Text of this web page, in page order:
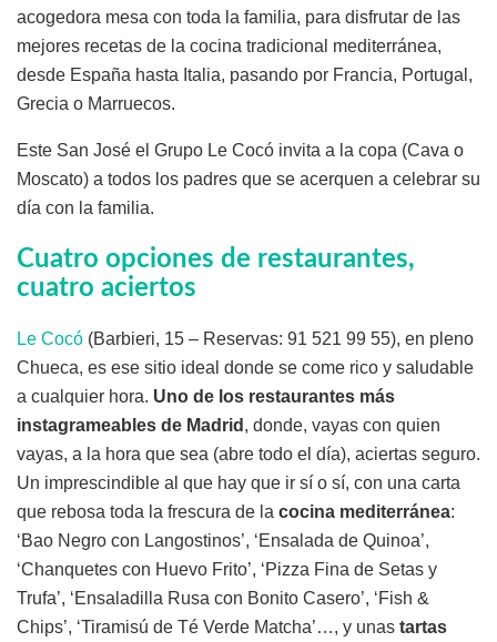
acogedora mesa con toda la familia, para disfrutar de las
mejores recetas de la cocina tradicional mediterránea,
desde España hasta Italia, pasando por Francia, Portugal,
Grecia o Marruecos.
Este San José el Grupo Le Cocó invita a la copa (Cava o
Moscato) a todos los padres que se acerquen a celebrar su
día con la familia.
Cuatro opciones de restaurantes,
cuatro aciertos
Le Cocó (Barbieri, 15 – Reservas: 91 521 99 55), en pleno
Chueca, es ese sitio ideal donde se come rico y saludable
a cualquier hora. Uno de los restaurantes más
instagrameables de Madrid , donde, vayas con quien
vayas, a la hora que sea (abre todo el día), aciertas seguro.
Un imprescindible al que hay que ir sí o sí, con una carta
que rebosa toda la frescura de la cocina mediterránea:
‘Bao Negro con Langostinos’, ‘Ensalada de Quinoa’,
‘Chanquetes con Huevo Frito’, ‘Pizza Fina de Setas y
Trufa’, ‘Ensaladilla Rusa con Bonito Casero’, ‘Fish &
Chips’, ‘Tiramisú de Té Verde Matcha’…, y unas tartas